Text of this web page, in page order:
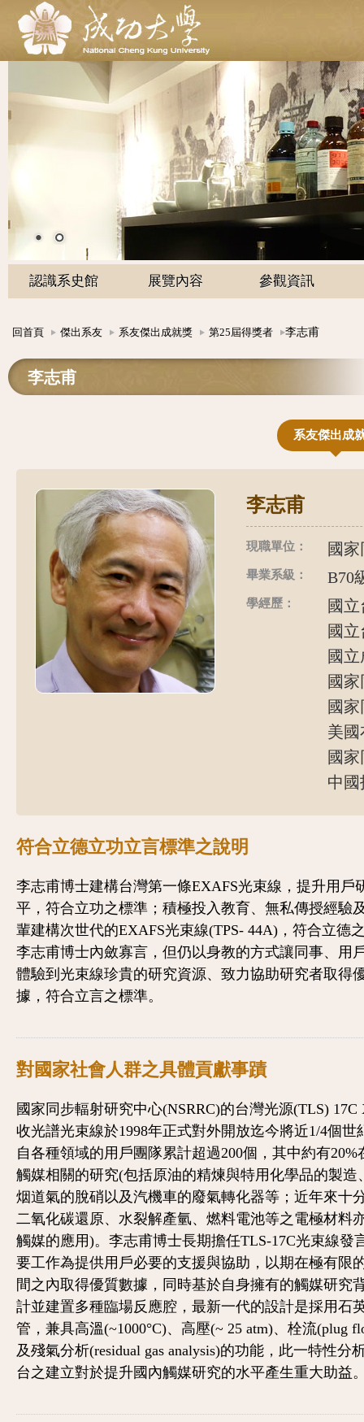
認識系史館 展覽內容 參觀資訊
回首頁 傑出系友 系友傑出成就獎 第25屆得獎者 李志甫
李志甫
系友傑出成
李志甫
現職單位： 國
畢業系級： B70
學經歷：
國立
國立
國立
國家
國家
美國
國家
中國
符合立德立功立言標準之說明
李志甫博士建構台灣第一條EXAFS光束線，提升用戶
平，符合立功之標準；積極投入教育、無私傳授經驗
輩建構次世代的EXAFS光束線(TPS- 44A)，符合立德
李志甫博士內斂寡言，但仍以身教的方式讓同事、用
體驗到光束線珍貴的研究資源、致力協助研究者取得
據，符合立言之標準。
對國家社會人群之具體貢獻事蹟
國家同步輻射研究中心(NSRRC)的台灣光源(TLS) 17C
收光譜光束線於1998年正式對外開放迄今將近1/4個世
自各種領域的用戶團隊累計超過200個，其中約有20%
觸媒相關的研究(包括原油的精煉與特用化學品的製造
烟道氣的脫硝以及汽機車的廢氣轉化器等；近年來十
二氧化碳還原、水裂解產氫、燃料電池等之電極材料
觸媒的應用)。李志甫博士長期擔任TLS-17C光束線發
要工作為提供用戶必要的支援與協助，以期在極有限
間之內取得優質數據，同時基於自身擁有的觸媒研究
計並建置多種臨場反應腔，最新一代的設計是採用石
管，兼具高溫(~1000°C)、高壓(~ 25 atm)、栓流(plug
及殘氣分析(residual gas analysis)的功能，此一特性分
台之建立對於提升國內觸媒研究的水平產生重大助益